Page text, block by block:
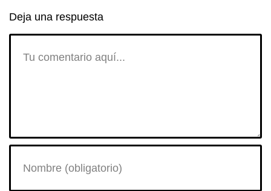
Deja una respuesta